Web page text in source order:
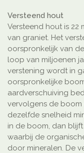
Versteend hout
Versteend hout is 22
van graniet. Het
oorspronkelijk van
loop van miljoenen
verstening wordt in
oorspronkelijke
aardverschuiving
vervolgens de
dezelfde snelheid
in de boom, dan
waarbij de
door mineralen. De